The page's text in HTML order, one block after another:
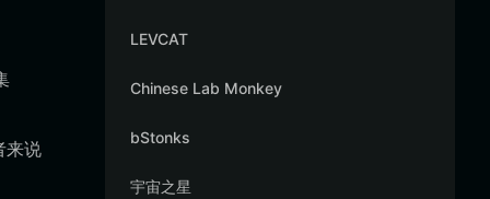
来说
LEVCAT
Chinese Lab Monkey
bStonks
宇宙之星